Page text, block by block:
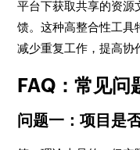
平台下获取共享的资源
馈。这种高整合性工具
减少重复工作，提高协
FAQ：常见问
问题一：项目是